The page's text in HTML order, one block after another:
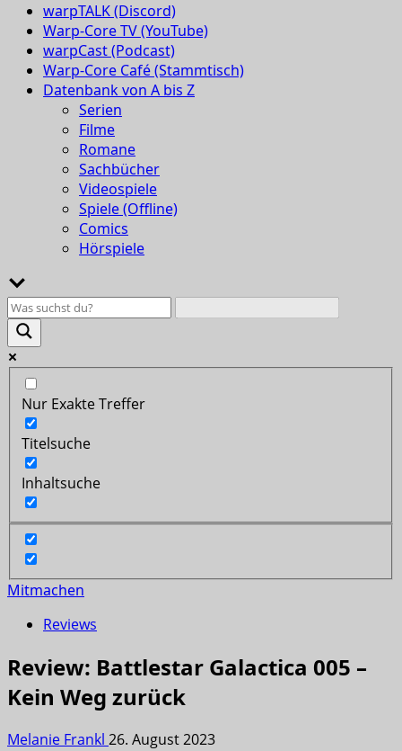
warpTALK (Discord)
Warp-Core TV (YouTube)
warpCast (Podcast)
Warp-Core Café (Stammtisch)
Datenbank von A bis Z
Serien
Filme
Romane
Sachbücher
Videospiele
Spiele (Offline)
Comics
Hörspiele
Nur Exakte Treffer
Titelsuche
Inhaltsuche
Mitmachen
Reviews
Review: Battlestar Galactica 005 –
Kein Weg zurück
Melanie Frankl 26. August 2023